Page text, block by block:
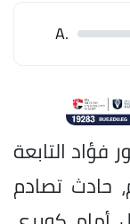
.A
التابعة
حادث تصادم